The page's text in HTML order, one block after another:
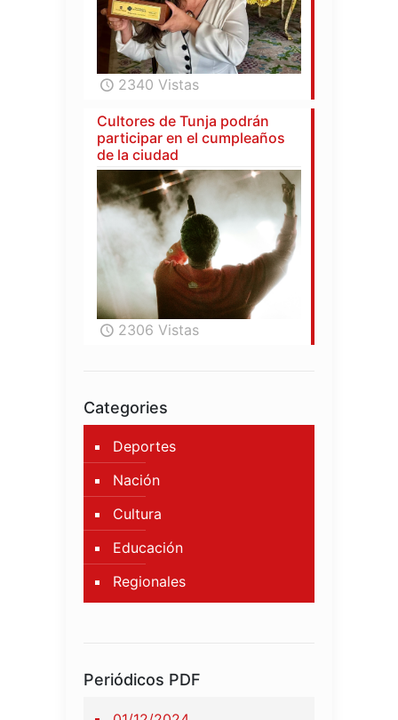
2340 Vistas
Cultores de Tunja podrán
participar en el cumpleaños
de la ciudad
2306 Vistas
Categories
Deportes
Nación
Cultura
Educación
Regionales
Periódicos PDF